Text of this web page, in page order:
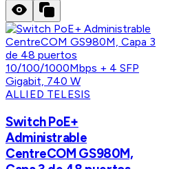
ALLIED TELESIS
Switch PoE+
Administrable
CentreCOM GS980M,